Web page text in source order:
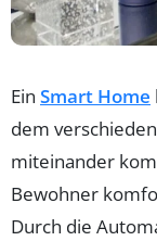
Ein Smart Home
dem
miteinander
Bewohner
Durch die